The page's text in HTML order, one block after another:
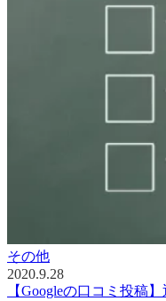
その他
2020.9.28
【Googleの口コミ投稿